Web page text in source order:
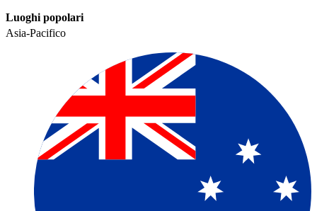
Luoghi popolari​​
Asia-Pacifico​​